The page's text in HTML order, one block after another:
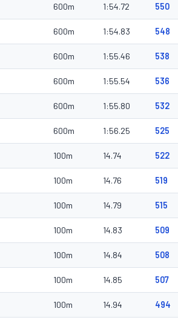
600m 1:54.72 550
600m 1:54.83 548
600m 1:55.46 538
600m 1:55.54 536
600m 1:55.80 532
600m 1:56.25 525
100m 14.74 522
100m 14.76 519
100m 14.79 515
100m 14.83 509
100m 14.84 508
100m 14.85 507
100m 14.94 494